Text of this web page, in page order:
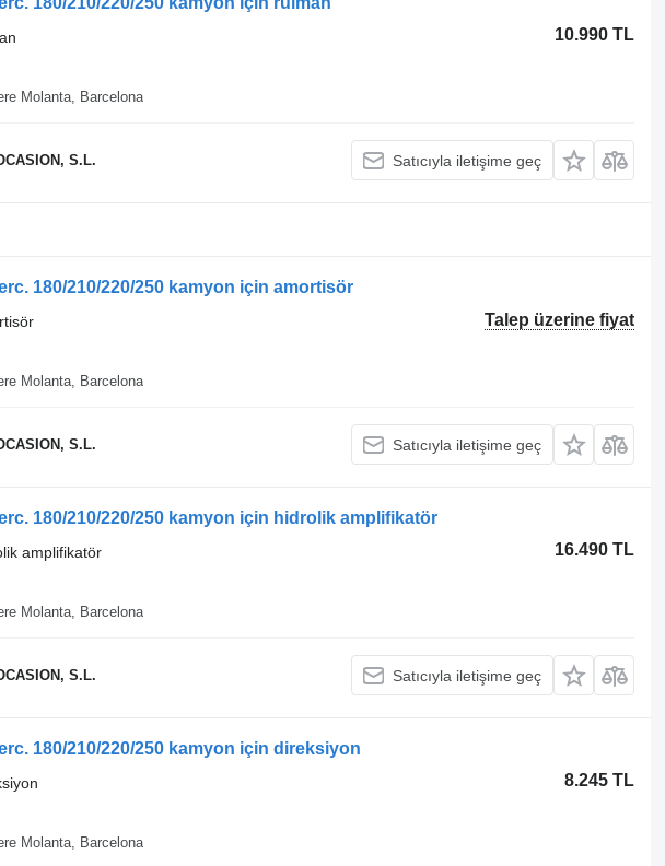
10.990 TL
Molanta, Barcelona
S.L. Satıcıyla iletişime geç
180/210/220/250 kamyon için amortisör
Talep üzerine fiyat
Molanta, Barcelona
S.L. Satıcıyla iletişime geç
180/210/220/250 kamyon için hidrolik amplifikatör
16.490 TL
amplifikatör
Molanta, Barcelona
S.L. Satıcıyla iletişime geç
180/210/220/250 kamyon için direksiyon
8.245 TL
Molanta, Barcelona